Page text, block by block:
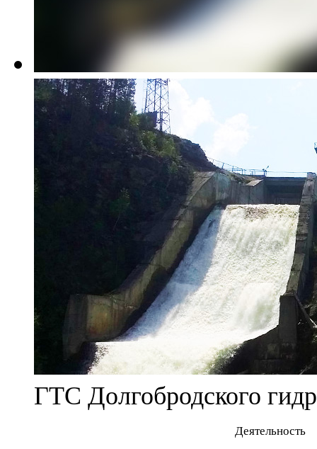
ГТС Долгобродского
Деятельность